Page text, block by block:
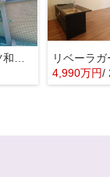
4,990万円/